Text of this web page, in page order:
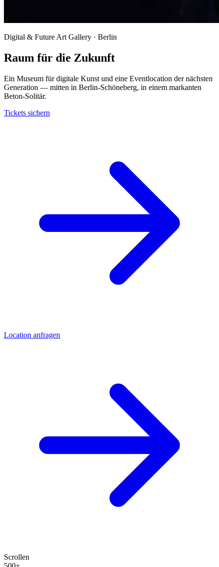
Digital & Future Art Gallery · Berlin
Raum für die Zukunft
Ein Museum für digitale Kunst und eine Eventlocation der nächsten
Generation — mitten in Berlin-Schöneberg, in einem markanten
Beton-Solitär.
Tickets sichern
Location anfragen
Scrollen